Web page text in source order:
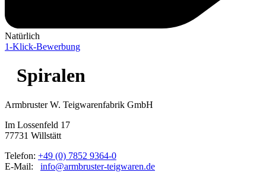
Natürlich
1-Klick-Bewerbung
Spiralen
Armbruster W. Teigwarenfabrik GmbH
Im Lossenfeld 17
77731 Willstätt
Telefon: +49 (0) 7852 9364-0
E-Mail: info@armbruster-teigwaren.de